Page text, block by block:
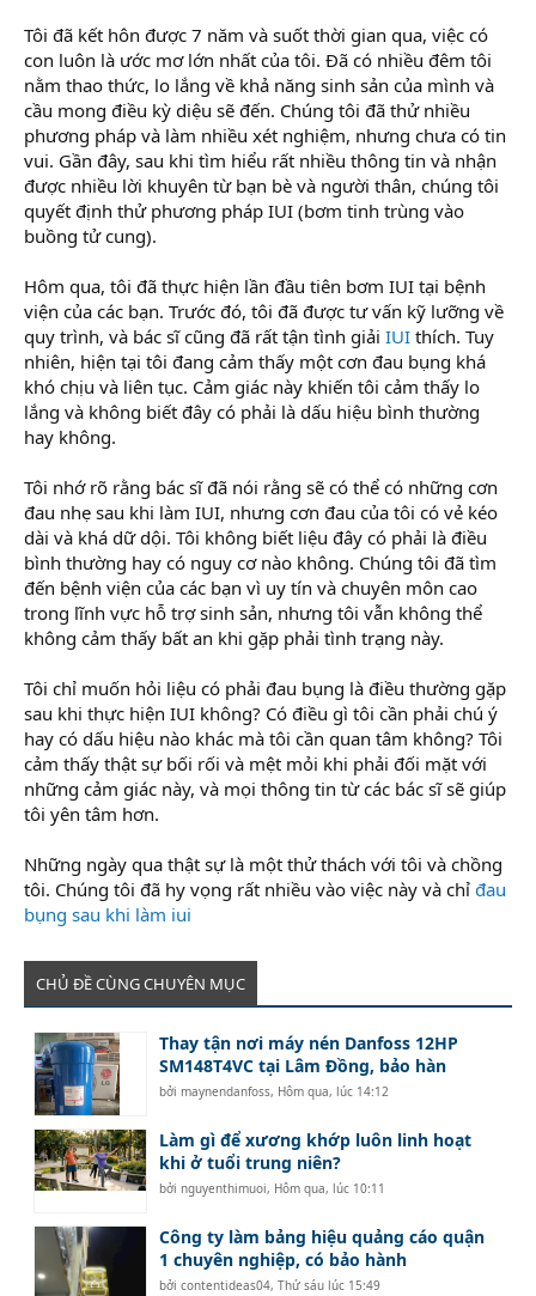
Tôi đã kết hôn được 7 năm và suốt thời gian qua, việc có
con luôn là ước mơ lớn nhất của tôi. Đã có nhiều đêm tôi
nằm thao thức, lo lắng về khả năng sinh sản của mình và
cầu mong điều kỳ diệu sẽ đến. Chúng tôi đã thử nhiều
phương pháp và làm nhiều xét nghiệm, nhưng chưa có tin
vui. Gần đây, sau khi tìm hiểu rất nhiều thông tin và nhận
được nhiều lời khuyên từ bạn bè và người thân, chúng tôi
quyết định thử phương pháp IUI (bơm tinh trùng vào
buồng tử cung).
Hôm qua, tôi đã thực hiện lần đầu tiên bơm IUI tại bệnh
viện của các bạn. Trước đó, tôi đã được tư vấn kỹ lưỡng về
quy trình, và bác sĩ cũng đã rất tận tình giải IUI thích. Tuy
nhiên, hiện tại tôi đang cảm thấy một cơn đau bụng khá
khó chịu và liên tục. Cảm giác này khiến tôi cảm thấy lo
lắng và không biết đây có phải là dấu hiệu bình thường
hay không.
Tôi nhớ rõ rằng bác sĩ đã nói rằng sẽ có thể có những cơn
đau nhẹ sau khi làm IUI, nhưng cơn đau của tôi có vẻ kéo
dài và khá dữ dội. Tôi không biết liệu đây có phải là điều
bình thường hay có nguy cơ nào không. Chúng tôi đã tìm
đến bệnh viện của các bạn vì uy tín và chuyên môn cao
trong lĩnh vực hỗ trợ sinh sản, nhưng tôi vẫn không thể
không cảm thấy bất an khi gặp phải tình trạng này.
Tôi chỉ muốn hỏi liệu có phải đau bụng là điều thường gặp
sau khi thực hiện IUI không? Có điều gì tôi cần phải chú ý
hay có dấu hiệu nào khác mà tôi cần quan tâm không? Tôi
cảm thấy thật sự bối rối và mệt mỏi khi phải đối mặt với
những cảm giác này, và mọi thông tin từ các bác sĩ sẽ giúp
tôi yên tâm hơn.
Những ngày qua thật sự là một thử thách với tôi và chồng
tôi. Chúng tôi đã hy vọng rất nhiều vào việc này và chỉ đau
bụng sau khi làm iui
CHỦ ĐỀ CÙNG CHUYÊN MỤC
Thay tận nơi máy nén Danfoss 12HP
SM148T4VC tại Lâm Đồng, bảo hàn
bởimaynendanfoss, Hôm qua, lúc 14:12
Làm gì để xương khớp luôn linh hoạt
khi ở tuổi trung niên?
bởinguyenthimuoi, Hôm qua, lúc 10:11
Công ty làm bảng hiệu quảng cáo quận
1 chuyên nghiệp, có bảo hành
bởicontentideas04,Thứ sáu lúc 15:49